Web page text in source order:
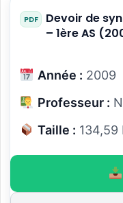
Devoir de
– 1ère AS
Année : 2009
Professeur :
Taille : 134,59